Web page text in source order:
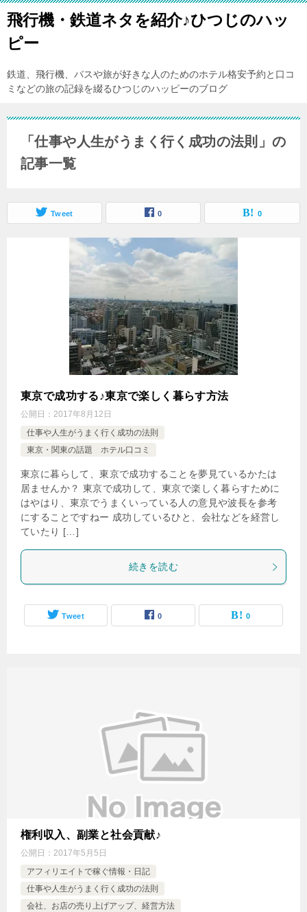
飛行機・鉄道ネタを紹介♪ひつじのハッ
ピー
鉄道、飛行機、バスや旅が好きな人のためのホテル格安予約と口コ
ミなどの旅の記録を綴るひつじのハッピーのブログ
「仕事や人生がうまく行く成功の法則」の
記事一覧
Tweet 0 0
東京で成功する♪東京で楽しく暮らす方法
公開日： 2017年8月12日
仕事や人生がうまく行く成功の法則
東京・関東の話題 ホテル口コミ
東京に暮らして、東京で成功することを夢見ているかたは
居ませんか？ 東京で成功して、東京で楽しく暮らすために
はやはり、東京でうまくいっている人の意見や波長を参考
にすることですねー 成功しているひと、会社などを経営し
ていたり […]
続きを読む
Tweet 0 0
権利収入、副業と社会貢献♪
公開日： 2017年5月5日
アフィリエイトで稼ぐ情報・日記
仕事や人生がうまく行く成功の法則
会社、お店の売り上げアップ、経営方法